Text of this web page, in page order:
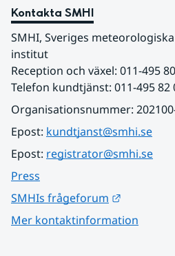
Kontakta SMHI
SMHI, Sveriges
institut
Reception och växel: 011-495
Telefon kundtjänst: 011-495 82
Organisationsnummer:
Epost: kundtjanst@smhi.se
Epost: registrator@smhi.se
Press
SMHIs frågeforum
Mer kontaktinformation